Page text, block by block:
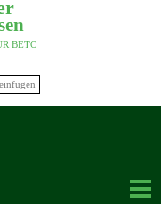
BETON